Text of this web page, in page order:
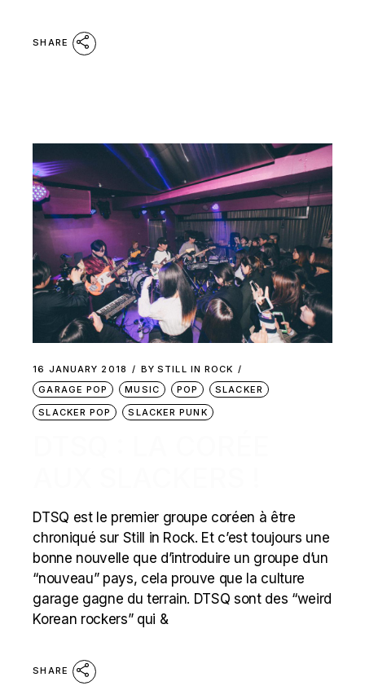
SHARE
16 JANUARY 2018 BY STILL IN ROCK
GARAGE POP
MUSIC POP
SLACKER
SLACKER POP
SLACKER PUNK
DTSQ est le premier groupe coréen à être
chroniqué sur Still in Rock. Et c’est toujours une
bonne nouvelle que d’introduire un groupe d’un
“nouveau” pays, cela prouve que la culture
garage gagne du terrain. DTSQ sont des “weird
Korean rockers” qui &
SHARE